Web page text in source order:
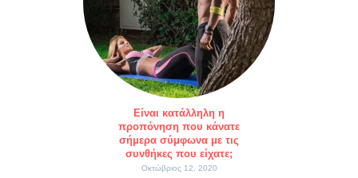
Είναι κατάλληλη η
προπόνηση που κάνατε
σήμερα σύμφωνα με τις
συνθήκες που είχατε;
Οκτώβριος 12, 2020